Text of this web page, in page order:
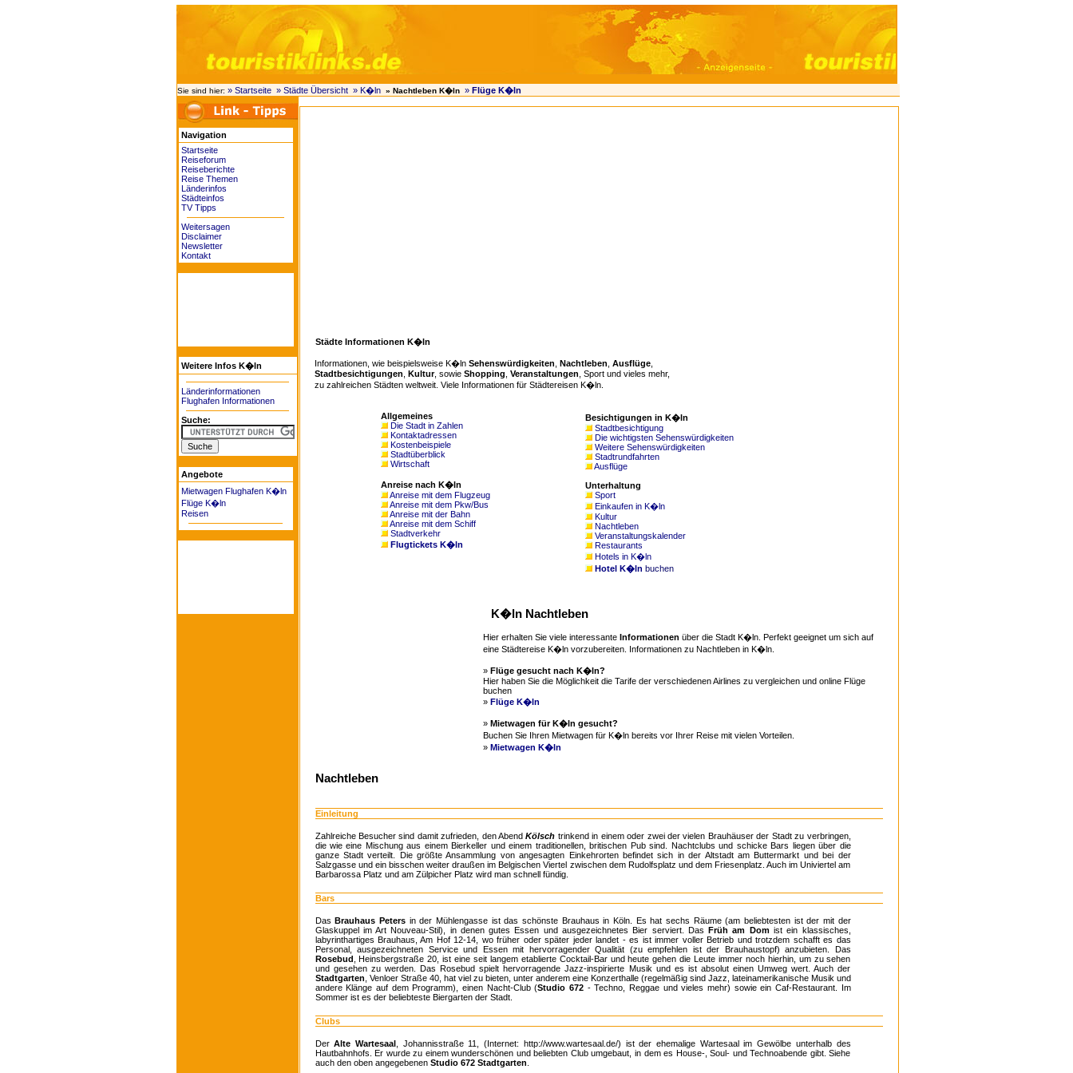
Sie sind hier: » Startseite » Städte Übersicht » K�ln » Nachtleben K�ln » Flüge K�ln
Navigation
Startseite
Reiseforum
Reiseberichte
Reise Themen
Länderinfos
Städteinfos
TV Tipps
Weitersagen
Disclaimer
Newsletter
Kontakt
Weitere Infos K�ln
Länderinformationen
Flughafen Informationen
Suche:
Angebote
Mietwagen Flughafen K�ln
Flüge K�ln
Reisen
Städte Informationen K�ln
Informationen, wie beispielsweise K�ln Sehenswürdigkeiten Nachtleben Ausflüge,
Stadtbesichtigungen
Kultur, sowie Shopping Veranstaltungen , Sport und vieles mehr,
zu zahlreichen Städten weltweit. Viele Informationen für Städtereisen K�ln.
Allgemeines
Die Stadt in Zahlen
Kontaktadressen
Kostenbeispiele
Stadtüberblick
Wirtschaft
Anreise nach K�ln
Anreise mit dem Flugzeug
Anreise mit dem Pkw/Bus
Anreise mit der Bahn
Anreise mit dem Schiff
Stadtverkehr
Flugtickets K�ln
Besichtigungen in K�ln
Stadtbesichtigung
Die wichtigsten Sehenswürdigkeiten
Weitere Sehenswürdigkeiten
Stadtrundfahrten
Ausflüge
Unterhaltung
Sport
Einkaufen in K�ln
Kultur
Nachtleben
Veranstaltungskalender
Restaurants
Hotels in K�ln
Hotel K�ln buchen
K�ln Nachtleben
Hier erhalten Sie viele interessante Informationen über die Stadt K�ln. Perfekt geeignet um sich auf
eine Städtereise K�ln vorzubereiten. Informationen zu Nachtleben in K�ln.
» Flüge gesucht nach K�ln?
Hier haben Sie die Möglichkeit die Tarife der verschiedenen Airlines zu vergleichen und online Flüge
buchen
» Flüge K�ln
» Mietwagen für K�ln gesucht?
Buchen Sie Ihren Mietwagen für K�ln bereits vor Ihrer Reise mit vielen Vorteilen.
» Mietwagen K�ln
Nachtleben
Einleitung
Zahlreiche Besucher sind damit zufrieden, den AbendKölsch trinkend in einem oder zwei der vielen Brauhäuser der Stadt zu verbringen,
die wie eine Mischung aus einem Bierkeller und einem traditionellen, britischen Pub sind. Nachtclubs und schicke Bars liegen über die
ganze Stadt verteilt. Die größte Ansammlung von angesagten Einkehrorten befindet sich in der Altstadt am Buttermarkt und bei der
Salzgasse und ein bisschen weiter draußen im Belgischen Viertel zwischen dem Rudolfsplatz und dem Friesenplatz. Auch im Univiertel am
Barbarossa Platz und am Zülpicher Platz wird man schnell fündig.
Bars
DasBrauhaus Petersin der Mühlengasse ist das schönste Brauhaus in Köln. Es hat sechs Räume (am beliebtesten ist der mit der
Glaskuppel im Art Nouveau-Stil), in denen gutes Essen und ausgezeichnetes Bier serviert. DasFrüh am Domist ein klassisches,
labyrinthartiges Brauhaus, Am Hof 12-14, wo früher oder später jeder landet - es ist immer voller Betrieb und trotzdem schafft es das
Personal, ausgezeichneten Service und Essen mit hervorragender Qualität (zu empfehlen ist der Brauhaustopf) anzubieten. Das
Rosebud , Heinsbergstraße 20, ist eine seit langem etablierte Cocktail-Bar und heute gehen die Leute immer noch hierhin, um zu sehen
und gesehen zu werden. Das Rosebud spielt hervorragende Jazz-inspirierte Musik und es ist absolut einen Umweg wert. Auch der
Stadtgarten , Venloer Straße 40, hat viel zu bieten, unter anderem eine Konzerthalle (regelmäßig sind Jazz, lateinamerikanische Musik und
andere Klänge auf dem Programm), einen Nacht-Club (Studio 672- Techno, Reggae und vieles mehr) sowie ein Caf-Restaurant. Im
Sommer ist es der beliebteste Biergarten der Stadt.
Clubs
DerAlte Wartesaal, Johannisstraße 11, (Internet: http://www.wartesaal.de/) ist der ehemalige Wartesaal im Gewölbe unterhalb des
Hautbahnhofs. Er wurde zu einem wunderschönen und beliebten Club umgebaut, in dem es House-, Soul- und Technoabende gibt. Siehe
auch den oben angegebenen Studio 672 Stadtgarten